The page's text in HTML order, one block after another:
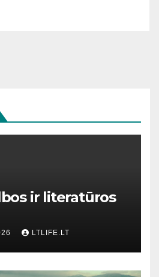
ir literatūros
LTLIFE.LT